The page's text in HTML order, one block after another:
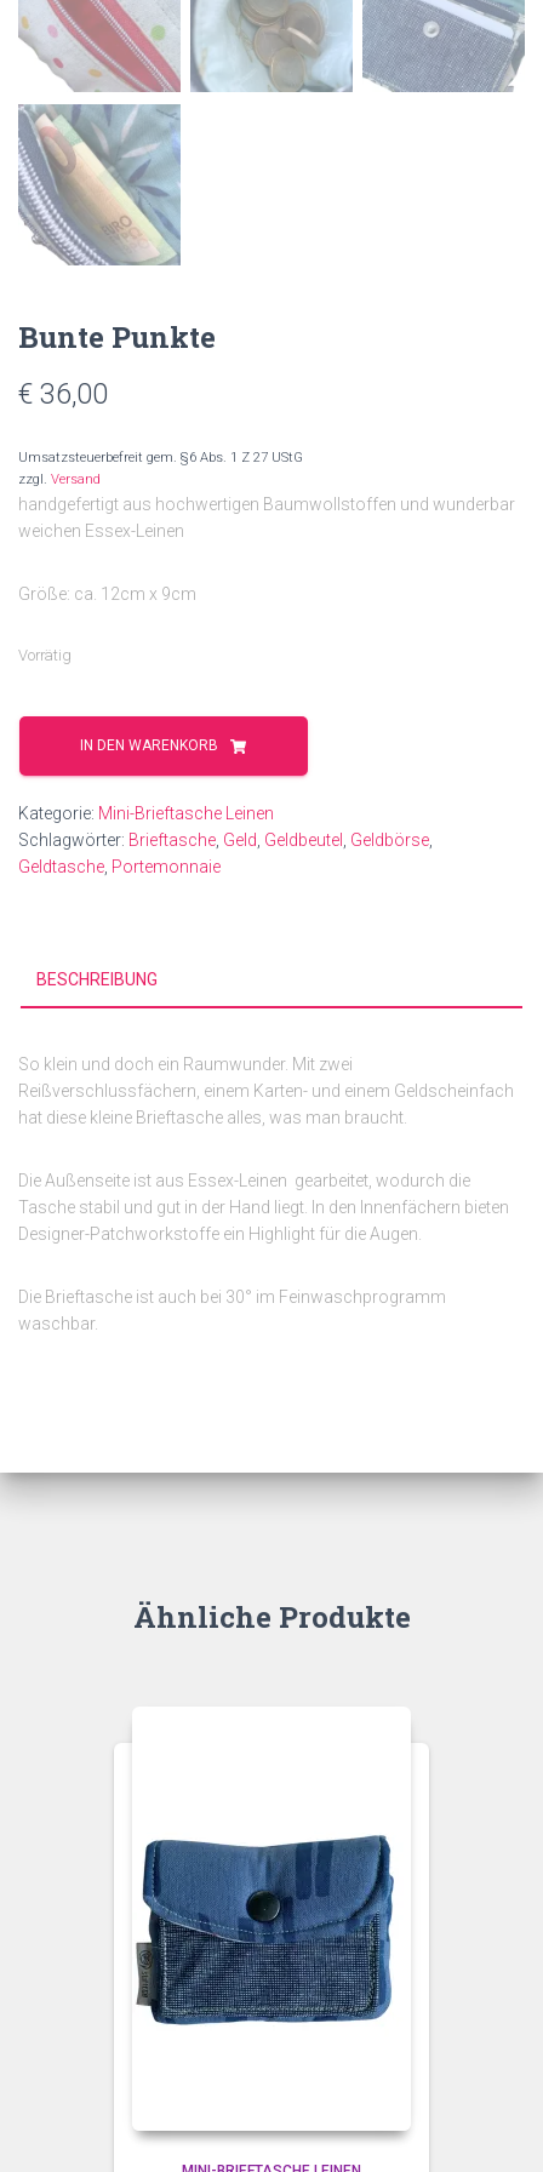
Bunte Punkte
€ 36,00
Umsatzsteuerbefreit gem. §6 Abs. 1 Z 27 UStG
zzgl. Versand
handgefertigt aus hochwertigen Baumwollstoffen und wunderbar
weichen Essex-Leinen
Größe: ca. 12cm x 9cm
Vorrätig
Bunte
Menge
IN DEN WARENKORB
Kategorie: Mini-Brieftasche Leinen
Schlagwörter: Brieftasche, Geld, Geldbeutel , Geldbörse,
Geldtasche, Portemonnaie
BESCHREIBUNG
So klein und doch ein Raumwunder. Mit zwei
Reißverschlussfächern, einem Karten- und einem Geldscheinfach
hat diese kleine Brieftasche alles, was man braucht.
Die Außenseite ist aus Essex-Leinen gearbeitet, wodurch die
Tasche stabil und gut in der Hand liegt. In den Innenfächern bieten
Designer-Patchworkstoffe ein Highlight für die Augen.
Die Brieftasche ist auch bei 30° im Feinwaschprogramm
waschbar.
Ähnliche Produkte